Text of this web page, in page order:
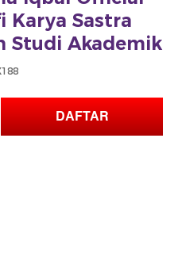
Karya Sastra
Studi Akademik
DAFTAR